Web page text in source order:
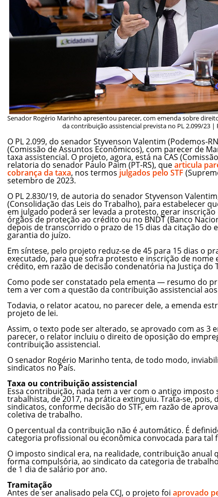
Senador Rogério Marinho apresentou parecer, com emenda sobre
da contribuição assistencial prevista no PL 2.099/23 |
O PL 2.099, do senador Styvenson Valentim (Podemos-
(Comissão de Assuntos Econômicos), com parecer de
taxa assistencial. O projeto, agora, está na CAS
relatoria do senador Paulo Paim (PT-RS), quearticula
cobrança da taxa, nos termos julgados pelo STF
setembro de 2023.
O PL 2.830/19, de autoria do senador Styvenson
(Consolidação das Leis do Trabalho), para estabelecer
em julgado poderá ser levada a protesto, gerar
órgãos de proteção ao crédito ou no BNDT (Banco
depois de transcorrido o prazo de 15 dias da citação do
garantia do juízo.
Em síntese, pelo projeto reduz-se de 45 para 15 dias o
executado, para que sofra protesto e inscrição de nome
crédito, em razão de decisão condenatória na Justiça do
Como pode ser constatado pela ementa — resumo do
tem a ver com a questão da contribuição assistencial
Todavia, o relator acatou, no parecer dele, a emenda
projeto de lei.
Assim, o texto pode ser alterado, se aprovado com as 3
parecer, o relator incluiu o direito de oposição do
contribuição assistencial.
O senador Rogério Marinho tenta, de todo modo,
sindicatos no País.
Taxa ou contribuição assistencial
Essa contribuição, nada tem a ver com o antigo
trabalhista, de 2017, na prática extinguiu. Trata-se, pois,
sindicatos, conforme decisão do STF, em razão de
coletiva de trabalho.
O percentual da contribuição não é automático. É
categoria profissional ou econômica convocada para tal
O imposto sindical era, na realidade, contribuição anual
forma compulsória, ao sindicato da categoria de
de 1 dia de salário por ano.
Tramitação
Antes de ser analisado pela CCJ, o projeto foi aprovado